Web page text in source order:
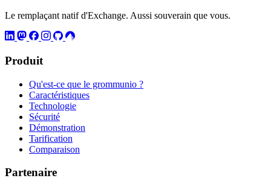
Le remplaçant natif d'Exchange. Aussi souverain que vous.
Produit
Qu'est-ce que le grommunio ?
Caractéristiques
Technologie
Sécurité
Démonstration
Tarification
Comparaison
Partenaire